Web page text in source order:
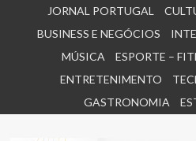
JORNAL PORTUGAL
BUSINESS E NEGÓCIOS
MÚSICA
ESPORTE –
ENTRETENIMENTO
GASTRONOMIA